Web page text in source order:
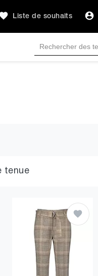
Liste de souhaits
tenue